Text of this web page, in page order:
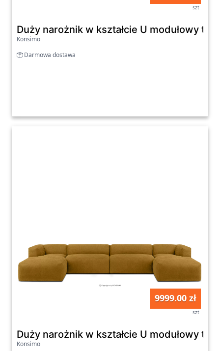
szt
Duży narożnik w kształcie U modułowy
Konsimo
Darmowa dostawa
9999.00 zł
szt
Duży narożnik w kształcie U modułowy
Konsimo